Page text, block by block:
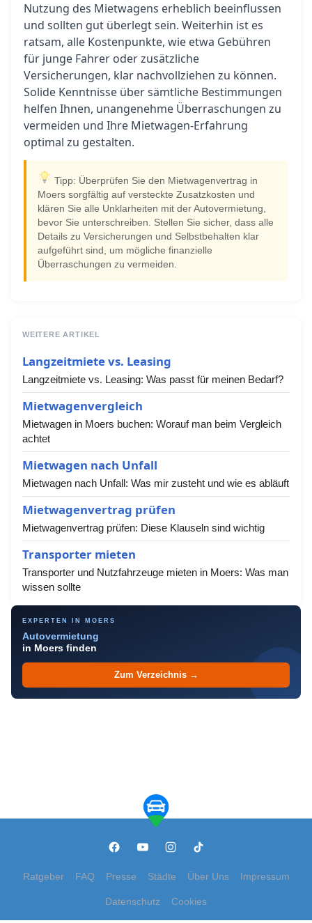
Nutzung des Mietwagens erheblich beeinflussen
und sollten gut überlegt sein. Weiterhin ist es
ratsam, alle Kostenpunkte, wie etwa Gebühren
für junge Fahrer oder zusätzliche
Versicherungen, klar nachvollziehen zu können.
Solide Kenntnisse über sämtliche Bestimmungen
helfen Ihnen, unangenehme Überraschungen zu
vermeiden und Ihre Mietwagen-Erfahrung
optimal zu gestalten.
Tipp: Überprüfen Sie den Mietwagenvertrag in
Moers sorgfältig auf versteckte Zusatzkosten und
klären Sie alle Unklarheiten mit der Autovermietung,
bevor Sie unterschreiben. Stellen Sie sicher, dass alle
Details zu Versicherungen und Selbstbehalten klar
aufgeführt sind, um mögliche finanzielle
Überraschungen zu vermeiden.
WEITERE ARTIKEL
Langzeitmiete vs. Leasing
Langzeitmiete vs. Leasing: Was passt für meinen Bedarf?
Mietwagenvergleich
Mietwagen in Moers buchen: Worauf man beim Vergleich
achtet
Mietwagen nach Unfall
Mietwagen nach Unfall: Was mir zusteht und wie es abläuft
Mietwagenvertrag prüfen
Mietwagenvertrag prüfen: Diese Klauseln sind wichtig
Transporter mieten
Transporter und Nutzfahrzeuge mieten in Moers: Was man
wissen sollte
EXPERTEN IN MOERS
Autovermietung
in Moers finden
Zum Verzeichnis →
Ratgeber FAQ Presse Städte Über Uns Impressum
Datenschutz Cookies